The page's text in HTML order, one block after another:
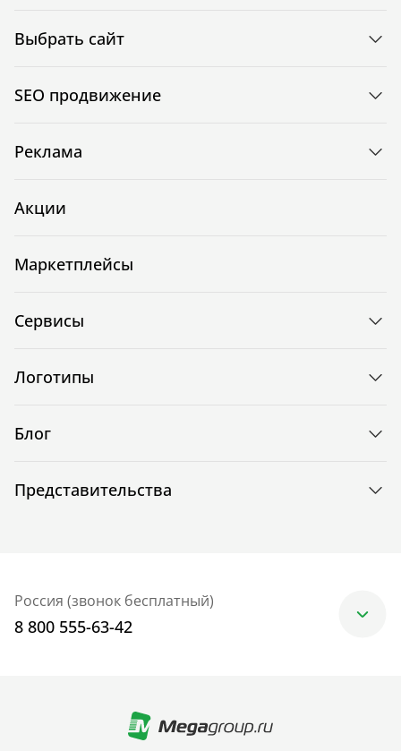
Выбрать сайт
SEO продвижение
Реклама
Акции
Маркетплейсы
Сервисы
Логотипы
Блог
Представительства
Россия (звонок бесплатный)
8 800 555-63-42
+7 (499) 705-30-10